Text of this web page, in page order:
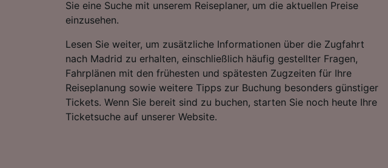
Sie eine Suche mit unserem Reiseplaner, um die aktuellen Preise
einzusehen.
Lesen Sie weiter, um zusätzliche Informationen über die Zugfahrt
nach Madrid zu erhalten, einschließlich häufig gestellter Fragen,
Fahrplänen mit den frühesten und spätesten Zugzeiten für Ihre
Reiseplanung sowie weitere Tipps zur Buchung besonders günstiger
Tickets. Wenn Sie bereit sind zu buchen, starten Sie noch heute Ihre
Ticketsuche auf unserer Website.